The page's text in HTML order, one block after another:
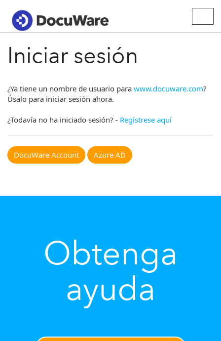
Iniciar sesión
¿Ya tiene un nombre de usuario para www.docuware.com?
Úsalo para iniciar sesión ahora.
¿Todavía no ha iniciado sesión? - Regístrese aquí
DocuWare Account Azure AD
Obtenga
ayuda